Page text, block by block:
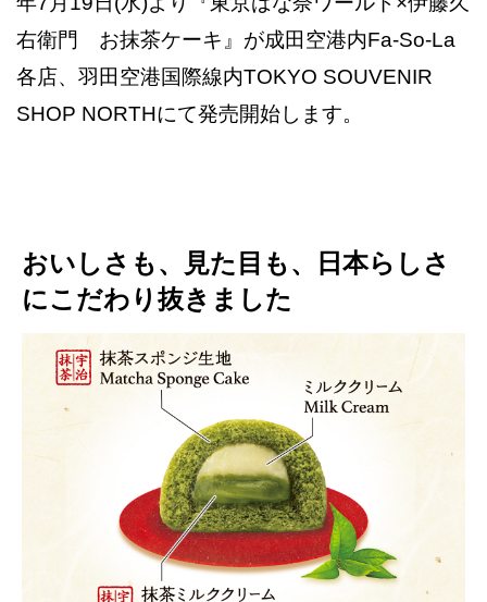
右衛門 お抹茶ケーキ』が成田空港内Fa-So-La
各店、羽田空港国際線内TOKYO SOUVENIR
SHOP NORTHにて発売開始します。
おいしさも、見た目も、日本らしさ
にこだわり抜きました